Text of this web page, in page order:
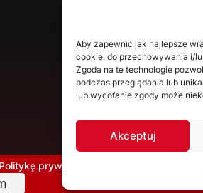
Aby zapewnić jak najlepsze
cookie, do przechowywania i/
Zgoda na te technologie
podczas przeglądania lub
lub wycofanie zgody może
Akceptuj
2023/2024
2022/2023
2021/2022
2020/2021
2019/2020
2018/2019
Politykę prywatności